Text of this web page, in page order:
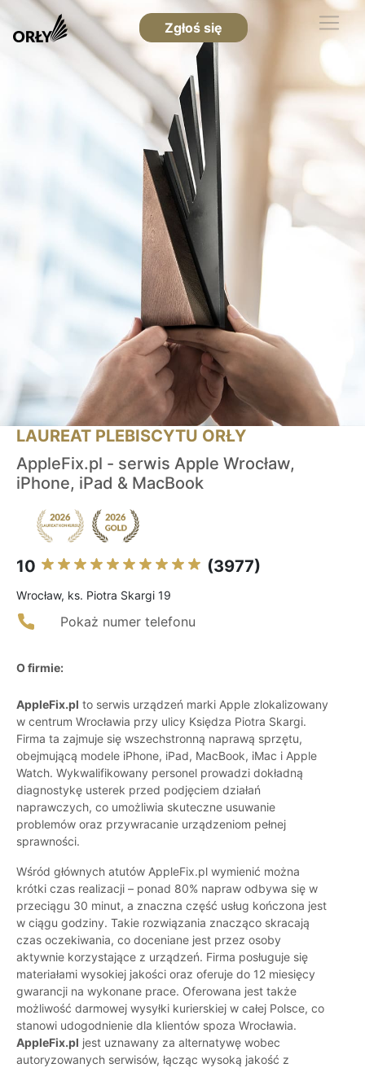
Zgłoś się
LAUREAT PLEBISCYTU ORŁY
AppleFix.pl - serwis Apple Wrocław,
iPhone, iPad & MacBook
10 (3977)
Wrocław, ks. Piotra Skargi 19
Pokaż numer telefonu
O firmie:
AppleFix.pl to serwis urządzeń marki Apple zlokalizowany
w centrum Wrocławia przy ulicy Księdza Piotra Skargi.
Firma ta zajmuje się wszechstronną naprawą sprzętu,
obejmującą modele iPhone, iPad, MacBook, iMac i Apple
Watch. Wykwalifikowany personel prowadzi dokładną
diagnostykę usterek przed podjęciem działań
naprawczych, co umożliwia skuteczne usuwanie
problemów oraz przywracanie urządzeniom pełnej
sprawności.
Wśród głównych atutów AppleFix.pl wymienić można
krótki czas realizacji – ponad 80% napraw odbywa się w
przeciągu 30 minut, a znaczna część usług kończona jest
w ciągu godziny. Takie rozwiązania znacząco skracają
czas oczekiwania, co doceniane jest przez osoby
aktywnie korzystające z urządzeń. Firma posługuje się
materiałami wysokiej jakości oraz oferuje do 12 miesięcy
gwarancji na wykonane prace. Oferowana jest także
możliwość darmowej wysyłki kurierskiej w całej Polsce, co
stanowi udogodnienie dla klientów spoza Wrocławia.
AppleFix.pl jest uznawany za alternatywę wobec
autoryzowanych serwisów, łącząc wysoką jakość z